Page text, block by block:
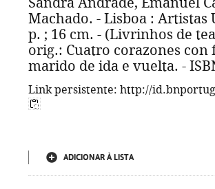
Machado. - Lisboa : Artistas
p. ; 16 cm. - (Livrinhos de
orig.: Cuatro corazones con
marido de ida e vuelta. -
Link persistente: http://
ADICIONAR À LISTA